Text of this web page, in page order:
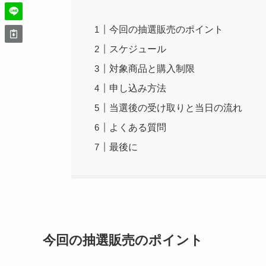
今回の抽選販売のポイント
スケジュール
対象商品と購入制限
申し込み方法
当選後の受け取りと当日の流れ
よくある質問
最後に
今回の抽選販売のポイント